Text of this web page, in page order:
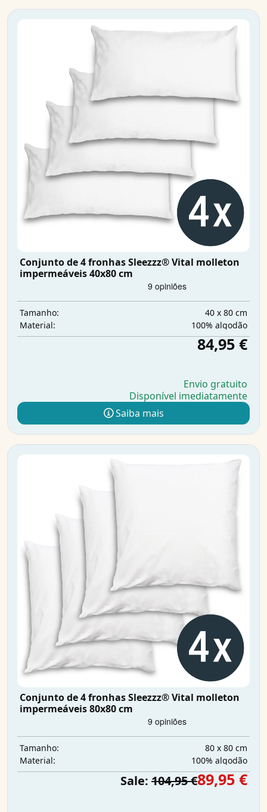
Conjunto de 4 fronhas Sleezzz® Vital molleton
impermeáveis 40x80 cm
Tamanho:
40 x 80 cm
Material:
100% algodão
84,95 €
Envio gratuito
Disponível imediatamente
Saiba mais
Conjunto de 4 fronhas Sleezzz® Vital molleton
impermeáveis 80x80 cm
Tamanho:
80 x 80 cm
Material:
100% algodão
Sale: 104,95 €89,95 €